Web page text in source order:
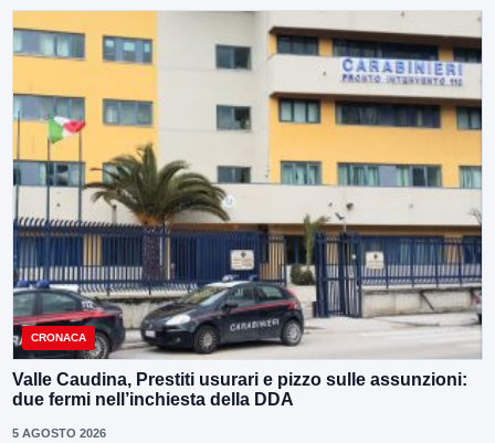
CRONACA
Valle Caudina, Prestiti usurari e pizzo sulle assunzioni:
due fermi nell’inchiesta della DDA
5 AGOSTO 2026